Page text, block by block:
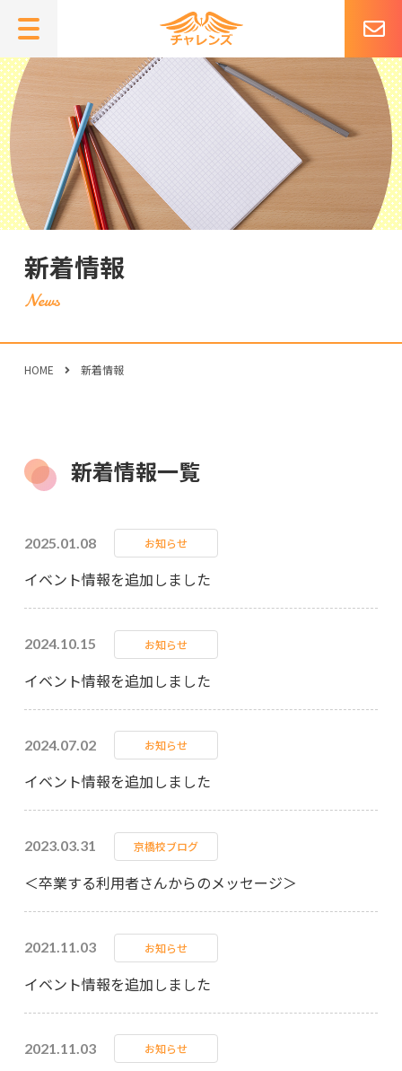
新着情報
HOME 新着情報
新着情報一覧
2025.01.08 お知らせ
イベント情報を追加しました
2024.10.15 お知らせ
イベント情報を追加しました
2024.07.02 お知らせ
イベント情報を追加しました
2023.03.31 京橋校ブログ
＜卒業する利用者さんからのメッセージ＞
2021.11.03 お知らせ
イベント情報を追加しました
2021.11.03 お知らせ